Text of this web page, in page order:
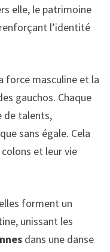
elle, le patrimoine
l’identité
force masculine et la
gauchos. Chaque
de talents,
sans égale. Cela
et leur vie
forment un
unissant les
dans une danse